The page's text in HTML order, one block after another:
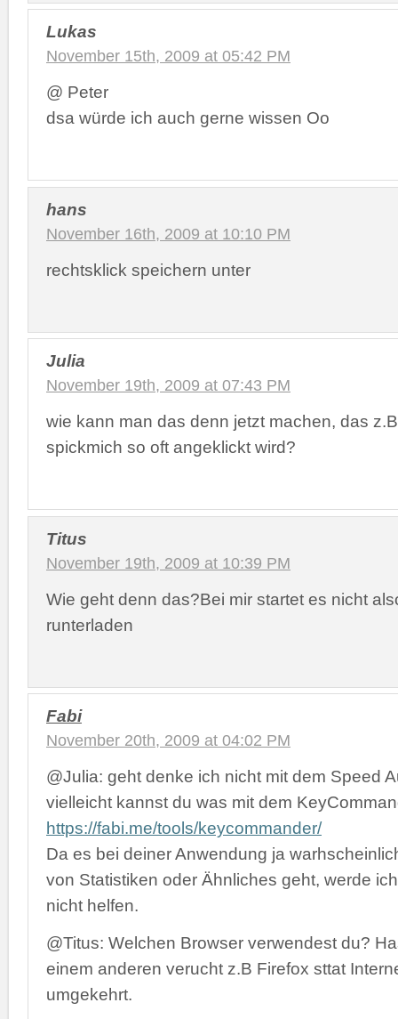
Lukas
November 15th, 2009 at 05:42 PM
@ Peter
dsa würde ich auch gerne wissen Oo
hans
November 16th, 2009 at 10:10 PM
rechtsklick speichern unter
Julia
November 19th, 2009 at 07:43 PM
wie kann man das denn jetzt machen, das
spickmich so oft angeklickt wird?
Titus
November 19th, 2009 at 10:39 PM
Wie geht denn das?Bei mir startet es nicht
runterladen
Fabi
November 20th, 2009 at 04:02 PM
@Julia: geht denke ich nicht mit dem Speed
vielleicht kannst du was mit dem
https://fabi.me/tools/keycommander/
Da es bei deiner Anwendung ja
von Statistiken oder Ähnliches geht, werde
nicht helfen.
@Titus: Welchen Browser verwendest du?
einem anderen verucht z.B Firefox sttat
umgekehrt.